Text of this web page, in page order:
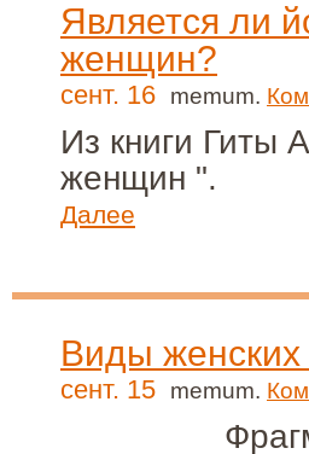
Является ли
женщин?
сент. 16 memum.
Из книги Гиты
женщин ".
Далее
Виды женских
сент. 15 memum.